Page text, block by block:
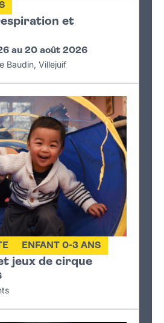
et
au 20 août 2026
Baudin, Villejuif
jeux de cirque
ENFANT 0-3 ANS